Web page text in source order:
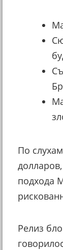
По
подхода
Релиз